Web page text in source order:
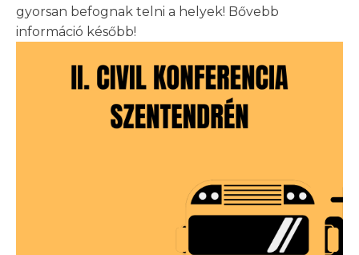
gyorsan befognak telni a helyek! Bővebb
információ később!